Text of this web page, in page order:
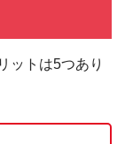
ットは5つあり